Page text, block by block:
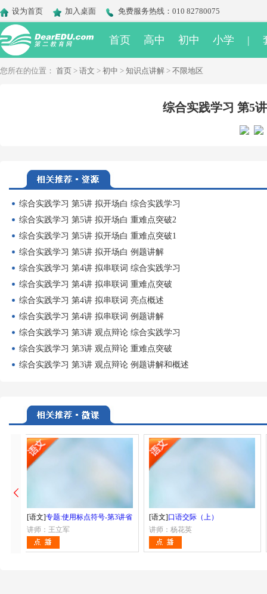
设为首页 加入桌面 免费服务热线：010 82780075
首页 高中 初中 小学 |
您所在的位置： 首页 > 语文 > 初中 > 知识点讲解 > 不限地区
综合实践学习 第5
综合实践学习 第5讲 拟开场白 综合实践学习
综合实践学习 第5讲 拟开场白 重难点突破2
综合实践学习 第5讲 拟开场白 重难点突破1
综合实践学习 第5讲 拟开场白 例题讲解
综合实践学习 第4讲 拟串联词 综合实践学习
综合实践学习 第4讲 拟串联词 重难点突破
综合实践学习 第4讲 拟串联词 亮点概述
综合实践学习 第4讲 拟串联词 例题讲解
综合实践学习 第3讲 观点辩论 综合实践学习
综合实践学习 第3讲 观点辩论 重难点突破
综合实践学习 第3讲 观点辩论 例题讲解和概述
[语文]专题:使用标点符号-第3讲省
略号
讲师：王立军
[语文]口语交际（上）
讲师：杨花英